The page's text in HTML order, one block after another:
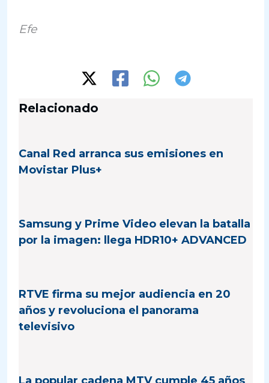
Efe
Relacionado
Canal Red arranca sus emisiones en
Movistar Plus+
Samsung y Prime Video elevan la batalla
por la imagen: llega HDR10+ ADVANCED
RTVE firma su mejor audiencia en 20
años y revoluciona el panorama
televisivo